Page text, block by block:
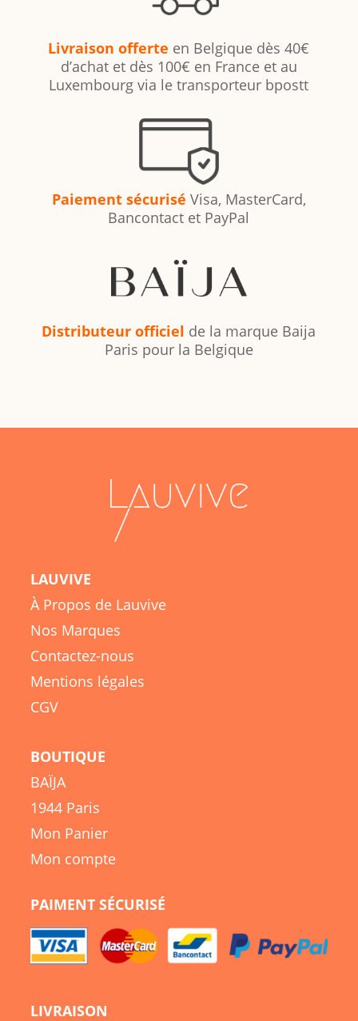
Livraison offerte en Belgique dès 40€
d’achat et dès 100€ en France et au
Luxembourg via le transporteur bpostt
Paiement sécurisé Visa, MasterCard,
Bancontact et PayPal
Distributeur officiel de la marque Baija
Paris pour la Belgique
LAUVIVE
À Propos de Lauvive
Nos Marques
Contactez-nous
Mentions légales
CGV
BOUTIQUE
BAÏJA
1944 Paris
Mon Panier
Mon compte
PAIMENT SÉCURISÉ
LIVRAISON